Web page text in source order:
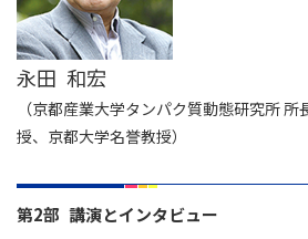
永田 和宏
（京都産業大学タンパク質動態研究所
授、京都大学名誉教授）
第2部 講演とインタビュー